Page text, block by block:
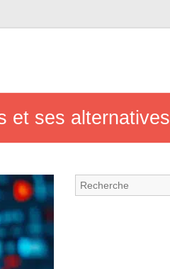
et ses alternatives